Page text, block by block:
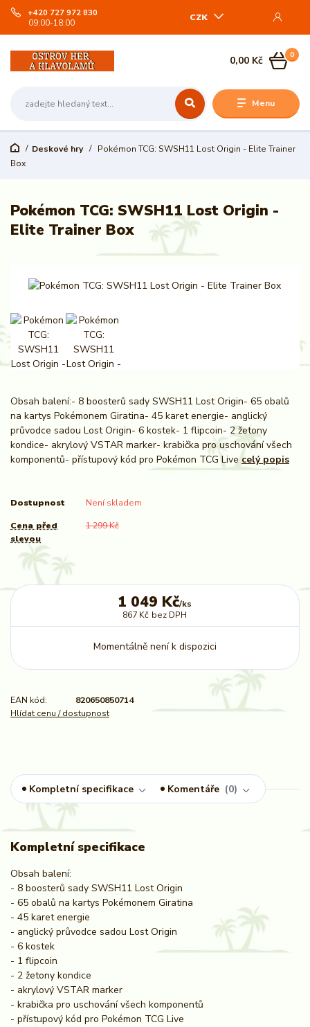
Menu
CZK
+420 727 972 830
09:00-18:00
0
0,00 Kč
Deskové hry
Pokémon TCG: SWSH11 Lost Origin - Elite Trainer
Box
Pokémon TCG: SWSH11 Lost Origin -
Elite Trainer Box
Obsah balení:- 8 boosterů sady SWSH11 Lost Origin- 65 obalů
na kartys Pokémonem Giratina- 45 karet energie- anglický
průvodce sadou Lost Origin- 6 kostek- 1 flipcoin- 2 žetony
kondice- akrylový VSTAR marker- krabička pro uschování všech
komponentů- přístupový kód pro Pokémon TCG Livecelý popis
Dostupnost Není skladem
Cena před
slevou
1 299 Kč
1 049 Kč/ks
867 Kč bez DPH
Momentálně není k dispozici
EAN kód:
820650850714
Hlídat cenu / dostupnost
Kompletní specifikace Komentáře 0
Kompletní specifikace
Obsah balení:
- 8 boosterů sady SWSH11 Lost Origin
- 65 obalů na kartys Pokémonem Giratina
- 45 karet energie
- anglický průvodce sadou Lost Origin
- 6 kostek
- 1 flipcoin
- 2 žetony kondice
- akrylový VSTAR marker
- krabička pro uschování všech komponentů
- přístupový kód pro Pokémon TCG Live